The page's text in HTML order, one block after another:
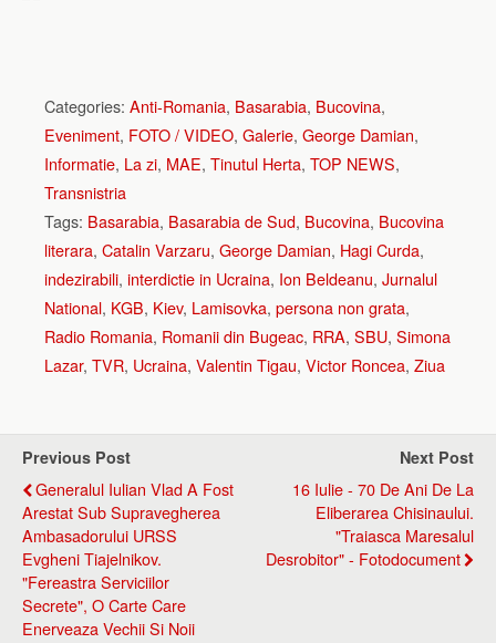
Categories: Anti-Romania, Basarabia, Bucovina,
Eveniment, FOTO / VIDEO, Galerie, George Damian,
Informatie, La zi, MAE, Tinutul Herta, TOP NEWS,
Transnistria
Tags: Basarabia, Basarabia de Sud, Bucovina, Bucovina
literara, Catalin Varzaru, George Damian, Hagi Curda,
indezirabili, interdictie in Ucraina, Ion Beldeanu, Jurnalul
National, KGB, Kiev, Lamisovka, persona non grata,
Radio Romania, Romanii din Bugeac, RRA, SBU, Simona
Lazar, TVR, Ucraina, Valentin Tigau, Victor Roncea, Ziua
Previous Post
Generalul Iulian Vlad A Fost
Arestat Sub Supravegherea
Ambasadorului URSS
Evgheni Tiajelnikov.
"Fereastra Serviciilor
Secrete", O Carte Care
Enerveaza Vechii Si Noii
Next Post
16 Iulie - 70 De Ani De La
Eliberarea Chisinaului.
"Traiasca Maresalul
Desrobitor" - Fotodocument